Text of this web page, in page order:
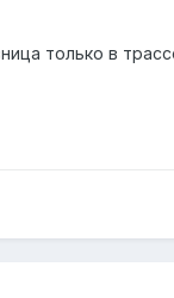
только в